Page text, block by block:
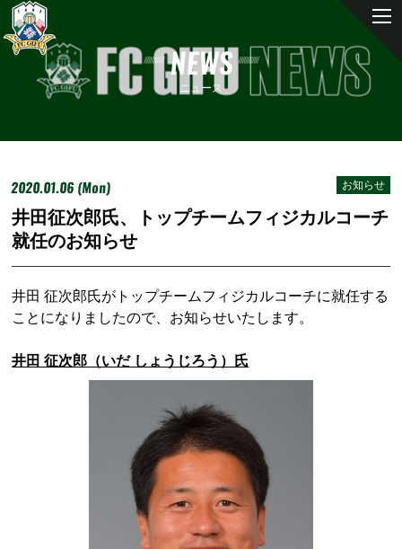
NEWS
ニュース
2020.01.06 (Mon) お知らせ
井田征次郎氏、トップチームフィジカルコーチ
就任のお知らせ
井田 征次郎氏がトップチームフィジカルコーチに就任する
ことになりましたので、お知らせいたします。
井田 征次郎（いだ しょうじろう）氏